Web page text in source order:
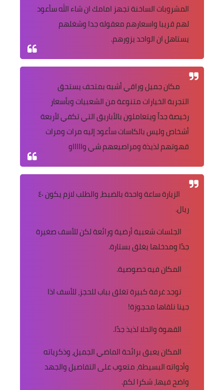
المشروبات الساخنة تجهز امامك ان شاء الله سأعود
لهم قريبا واسعارهم معقوله جدا وشغلهم
يستاهل ان الواحد يزورهم.
مكان جميل وراقي أشبه بمتحف يستحق
التجربة الخيارات متنوعة من الشعبيات وبأسعار
رخيصة جداً ويتعاملون بالأباريق التي تكفي لأربعة
أشخاص وليس بالكاسات سأعود إليه مرات ومرات
قهوتهم لذيذة ومراصيعهم شي واااااو
الزيارة ساعة واحدة بالضبط، والطلب لازم يكون ٤٠
ريال.
الجلسات شعبية أرضية ورائعة لكن للأسف صغيرة
جدًا ومدخلها يغلق بستارة.
المكان فيه خصوصية.
توجد غرفة كبيرة تغلق بباب للحجز، للأسف اذا
جينا نلقاها محجوزة!
القهوة والحلا لذيذ جدًا.
المكان يعبق برائحة الماضي الجميل، وذكرياته
وأدواته البسيطة، متعوب على التفاصيل والجهد
واضح فيها، شكرا لكم.